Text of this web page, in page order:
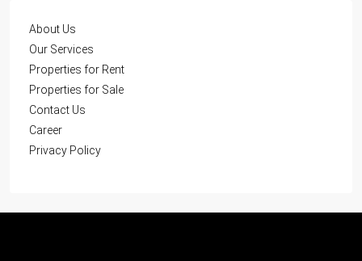
About Us
Our Services
Properties for Rent
Properties for Sale
Contact Us
Career
Privacy Policy